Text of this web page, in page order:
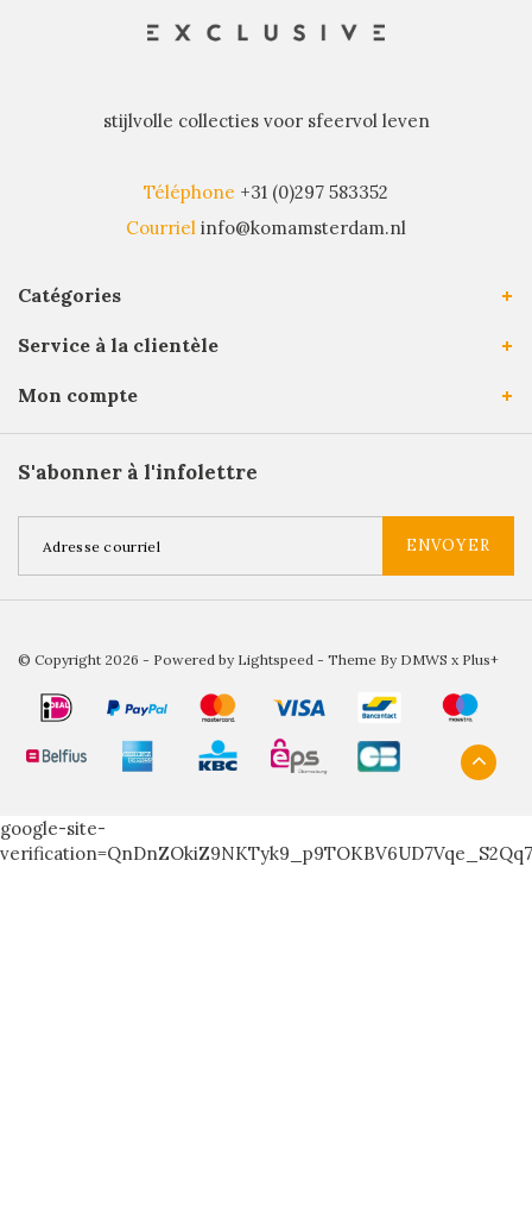
stijlvolle collecties voor sfeervol leven
Téléphone +31 (0)297 583352
Courriel info@komamsterdam.nl
Catégories
Service à la clientèle
Mon compte
S'abonner à l'infolettre
ENVOYER
© Copyright 2026 - Powered by Lightspeed - Theme By DMWS x Plus+
google-site-